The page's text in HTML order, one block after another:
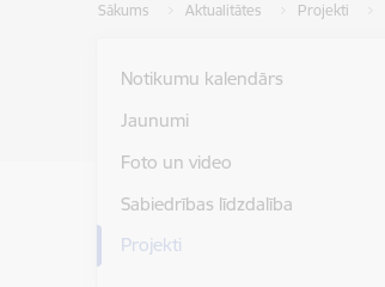
Sākums Aktualitātes Projekti
Notikumu kalendārs
Jaunumi
Foto un video
Sabiedrības līdzdalība
Projekti